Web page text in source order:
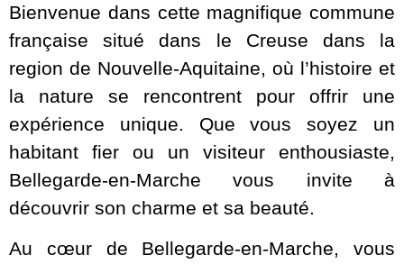
Bienvenue dans cette magnifique commune
française situé dans le Creuse dans la
region de Nouvelle-Aquitaine, où l’histoire et
la nature se rencontrent pour offrir une
expérience unique. Que vous soyez un
habitant fier ou un visiteur enthousiaste,
Bellegarde-en-Marche vous invite à
découvrir son charme et sa beauté.
Au cœur de Bellegarde-en-Marche, vous